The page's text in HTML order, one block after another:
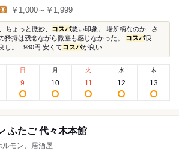
￥1,000～￥1,999
ちょっと微妙、 コスパ悪い印象。 場所柄なのか...さ
矜持は残念ながら微塵も感じなかった。 コスパ良
し。...980円 安くてコスパが良い...
日
9
月
10
火
11
水
12
木
13
ふたご 代々木本館
モン、居酒屋